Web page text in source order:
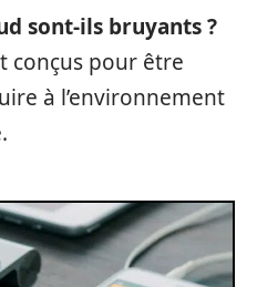
sont-ils bruyants ?
conçus pour être
à l’environnement